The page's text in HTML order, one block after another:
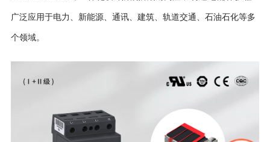
广泛应用于电力、新能源、通讯、建筑、轨道交通、石油石化等多
个领域。